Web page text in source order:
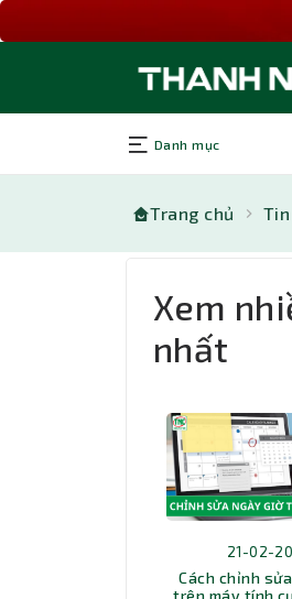
Danh mục
Trang chủ
Xem
nhất
21-02-
Cách chỉnh
trên máy tính